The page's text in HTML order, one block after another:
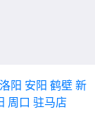
洛阳 安阳 鹤壁 新
周口 驻马店